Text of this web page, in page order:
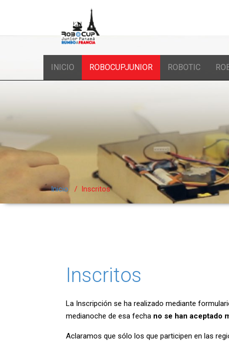
INICIO ROBOCUPJUNIOR ROBOTIC
Наиболее приемлемым вариантом микрокредитования является
в течение 15 минут
круглосуточном режиме информирует вас о самых выгодных
Inicio / Inscritos
Inscritos
La Inscripción se ha realizado mediante
medianoche de esa fecha no se han aceptado
Aclaramos que sólo los que participen en las